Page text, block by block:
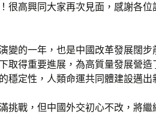
很高興同大家再次見面，感謝各
變的一年，也是中國改革發展闊
取得重要進展，為高質量發展營
穩定性，人類命運共同體建設邁出
挑戰，但中國外交初心不改，將繼